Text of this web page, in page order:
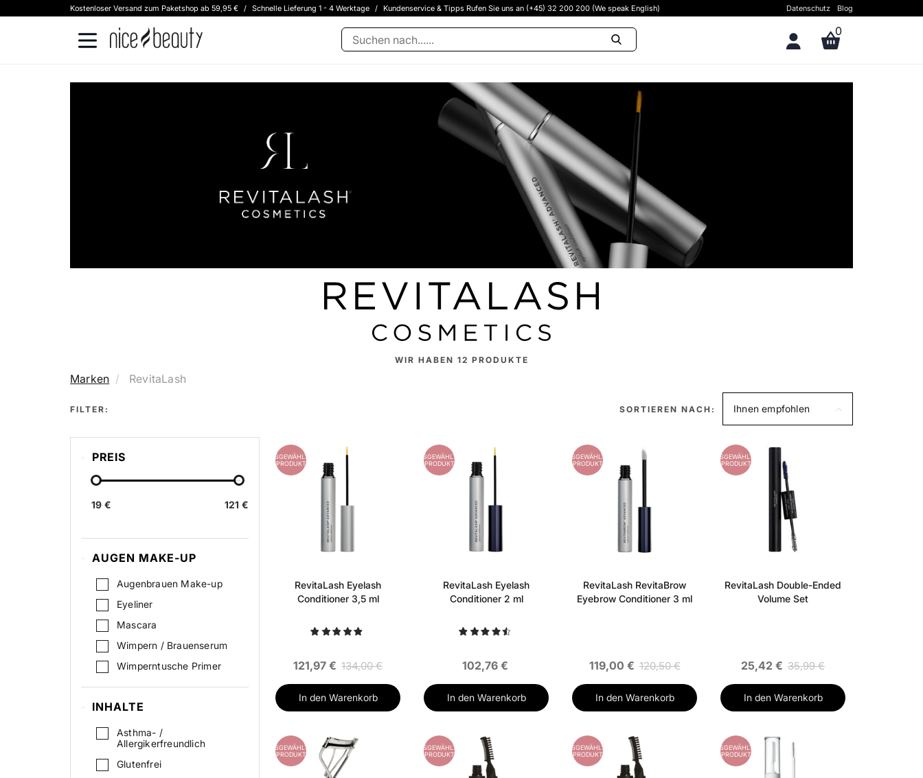
Kostenloser Versand zum Paketshop ab 59,95 € / Schnelle Lieferung 1 - 4 Werktage / Kundenservice & Tipps Rufen Sie uns an (+45) 32 200 200 (We speak English) Datenschutz Blog
0
WIR HABEN 12 PRODUKTE
Marken RevitaLash
FILTER: Ihnen empfohlen
SORTIEREN NACH:
PREIS
19 € 121 €
AUGEN MAKE-UP
Augenbrauen Make-up
Eyeliner
Mascara
Wimpern / Brauenserum
Wimperntusche Primer
INHALTE
Asthma- /
Allergikerfreundlich
Glutenfrei
AUSGEWÄHLTES
PRODUKT
RevitaLash Eyelash
Conditioner 3,5 ml
121,97 € 134,00 €
In den Warenkorb
AUSGEWÄHLTES
PRODUKT
RevitaLash Eyelash
Conditioner 2 ml
102,76 €
In den Warenkorb
AUSGEWÄHLTES
PRODUKT
RevitaLash RevitaBrow
Eyebrow Conditioner 3 ml
119,00 € 120,50 €
In den Warenkorb
AUSGEWÄHLTES
PRODUKT
RevitaLash Double-Ended
Volume Set
25,42 € 35,99 €
In den Warenkorb
AUSGEWÄHLTES
PRODUKT
AUSGEWÄHLTES
PRODUKT
AUSGEWÄHLTES
PRODUKT
AUSGEWÄHLTES
PRODUKT